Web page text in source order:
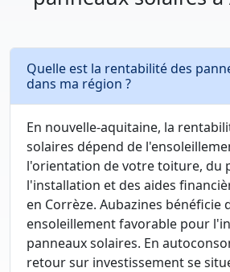
Quelle est la rentabilité des
dans ma région ?
En nouvelle-aquitaine, la
solaires dépend de
l'orientation de votre toiture, du
l'installation et des aides
en Corrèze. Aubazines bénéficie
ensoleillement favorable pour
panneaux solaires. En
retour sur investissement se